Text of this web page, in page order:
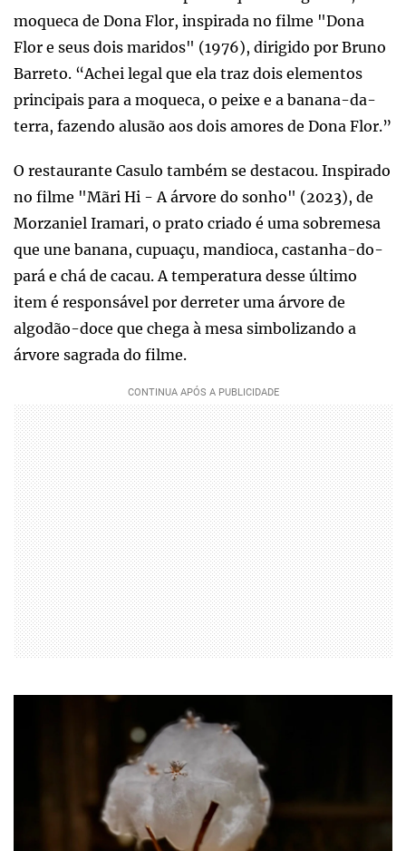
moqueca de Dona Flor, inspirada no filme "Dona
Flor e seus dois maridos" (1976), dirigido por Bruno
Barreto. “Achei legal que ela traz dois elementos
principais para a moqueca, o peixe e a banana-da-
terra, fazendo alusão aos dois amores de Dona Flor.”
O restaurante Casulo também se destacou. Inspirado
no filme "Mãri Hi - A árvore do sonho" (2023), de
Morzaniel Iramari, o prato criado é uma sobremesa
que une banana, cupuaçu, mandioca, castanha-do-
pará e chá de cacau. A temperatura desse último
item é responsável por derreter uma árvore de
algodão-doce que chega à mesa simbolizando a
árvore sagrada do filme.